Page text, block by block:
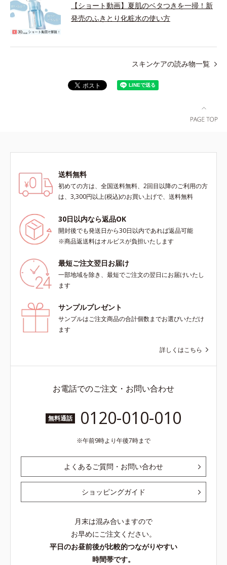
【ショート動画】夏肌のベタつきを一掃！新
発売のふきとり化粧水の使い方
スキンケアの読み物一覧
送料無料
初めての方は、全国送料無料、2回目以降のご利用の方
は、3,300円以上(税込)のお買い上げで、送料無料
30日以内なら返品OK
開封後でも発送日から30日以内であれば返品可能
※商品返送料はオルビスが負担いたします
最短ご注文翌日お届け
一部地域を除き、最短でご注文の翌日にお届けいたし
ます
サンプルプレゼント
サンプルはご注文商品の合計個数までお選びいただけ
ます
詳しくはこちら
お電話でのご注文・お問い合わせ
無料通話 0120-010-010
午前9時より午後7時まで
よくあるご質問・お問い合わせ
ショッピングガイド
月末は混み合いますので
お早めにご注文ください。
平日のお昼前後が比較的つながりやすい
時間帯です。